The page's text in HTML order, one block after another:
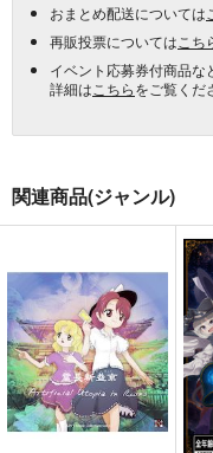
おまとめ配送については
再販投票については こち
イベント応募券付商品な
詳細は こちらをご覧くだ
関連商品(ジャンル)